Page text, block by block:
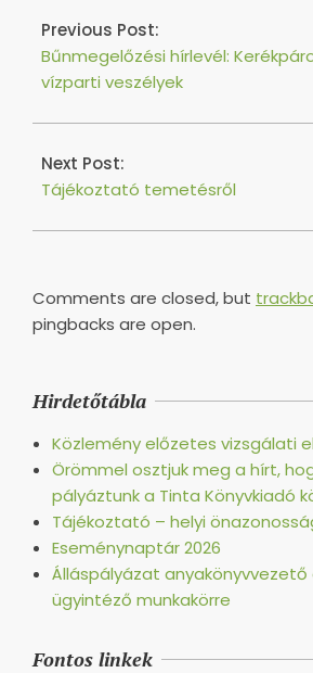
24
Previous Post:
Bűnmegelőzési hírlevél:
vízparti veszélyek
Next Post:
Tájékoztató temetésről
Comments are closed, but
pingbacks are open.
Hirdetőtábla
Közlemény előzetes vizsgálati
Örömmel osztjuk meg a hírt,
pályáztunk a Tinta Könyvkiadó
Tájékoztató – helyi
Eseménynaptár 2026
Álláspályázat anyakönyvvezető
ügyintéző munkakörre
Fontos linkek